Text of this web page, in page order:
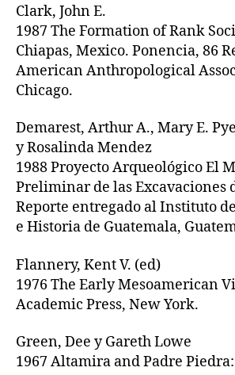
Clark, John E.
1987 The Formation of Rank
Chiapas, Mexico. Ponencia, 86
American Anthropological
Chicago.
Demarest, Arthur A., Mary E.
y Rosalinda Mendez
1988 Proyecto Arqueológico El
Preliminar de las Excavaciones
Reporte entregado al Instituto
e Historia de Guatemala,
Flannery, Kent V. (ed)
1976 The Early Mesoamerican
Academic Press, New York.
Green, Dee y Gareth Lowe
1967 Altamira and Padre